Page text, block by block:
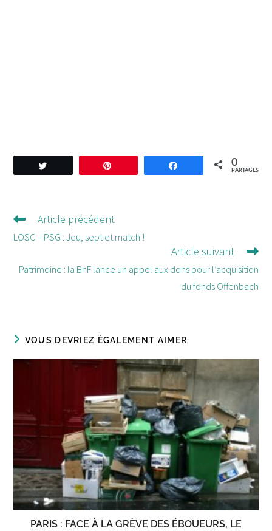
Partagez 0
PARTAGES
Lire
d'autres
Article précédent
LOSC – PSG : Jeu, sept et match !
Article suivant
Patrimoine : la BnF lance un appel aux dons pour l’acquisition
du fonds Offenbach
VOUS DEVRIEZ ÉGALEMENT AIMER
PARIS : FACE À LA GRÈVE DES ÉBOUEURS, LE